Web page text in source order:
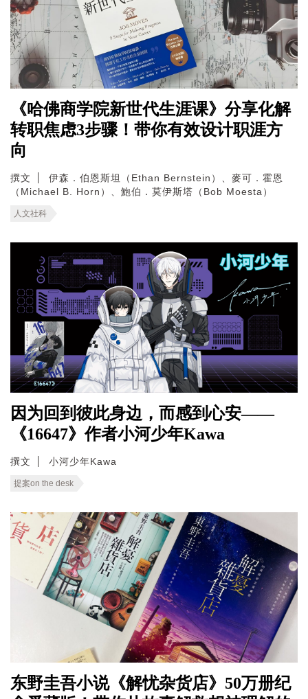
《哈佛商学院新世代生涯课》分享化解
转职焦虑3步骤！带你有效设计职涯方
向
撰文
伊森．伯恩斯坦（Ethan Bernstein）、麥可．霍恩
（Michael B. Horn）、鮑伯．莫伊斯塔（Bob Moesta）
人文社科
因为回到彼此身边，而感到心安——
《16647》作者小河少年Kawa
撰文 小河少年Kawa
提案on the desk
东野圭吾小说《解忧杂货店》50万册纪